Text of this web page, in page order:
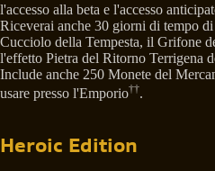
l'accesso alla beta e l'accesso
Riceverai anche 30 giorni di tempo
Cucciolo della Tempesta, il Grifone
l'effetto Pietra del Ritorno Terrigena
Include anche 250 Monete del
usare presso l'Emporio††.
Heroic Edition